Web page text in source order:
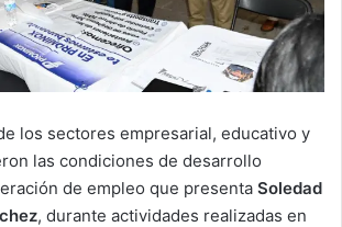
los sectores empresarial, educativo y
las condiciones de desarrollo
de empleo que presenta Soledad
, durante actividades realizadas en